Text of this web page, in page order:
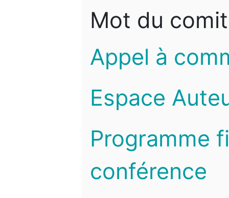
Mot du
Appel à
Espace
Programme
conférence